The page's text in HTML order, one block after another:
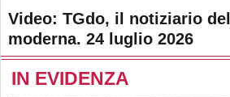
Video: TGdo, il notiziario
moderna. 24 luglio 2026
IN EVIDENZA